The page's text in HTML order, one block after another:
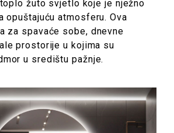
žuto svjetlo koje je nježno
opuštajuću atmosferu. Ova
za spavaće sobe, dnevne
prostorije u kojima su
u središtu pažnje.